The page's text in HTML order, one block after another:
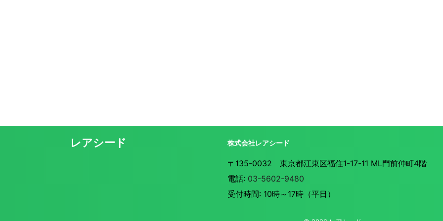
株式会社レアシード
〒135-0032 東京都江東区福住1-17-11 ML門前仲町4階
電話: 03-5602-9480
受付時間: 10時～17時（平日）
レアシード